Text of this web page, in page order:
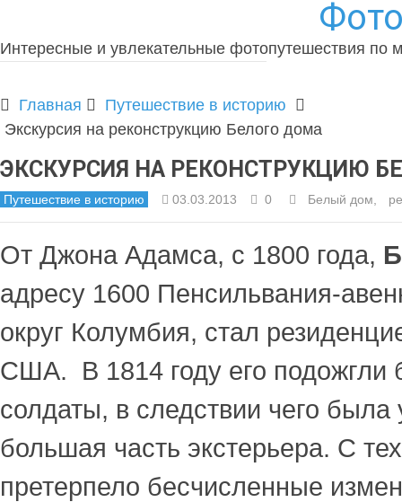
Интересные и увлекательные фотопутешествия по
Главная
Путешествие в историю
Экскурсия на реконструкцию Белого дома
ЭКСКУРСИЯ НА РЕКОНСТРУКЦИЮ
Путешествие в историю 03.03.2013 0 Белый дом
От Джона Адамса, с 1800 года,
адресу 1600 Пенсильвания-
округ Колумбия, стал
США. В 1814 году его подожгли
солдаты, в следствии чего была
большая часть экстерьера. С
претерпело бесчисленные